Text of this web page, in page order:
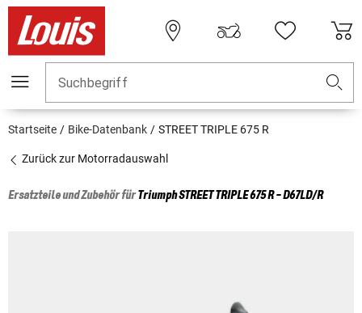
Suchbegriff
Startseite Bike-Datenbank STREET TRIPLE 675 R
Zurück zur Motorradauswahl
Ersatzteile und Zubehör fürTriumphSTREET TRIPLE 675 R - D67LD/R